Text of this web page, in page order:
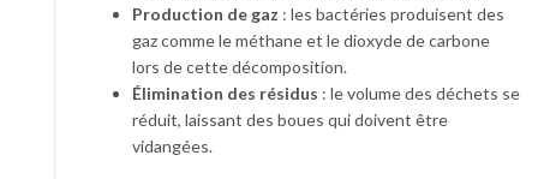
Production de gaz : les bactéries produisent des
gaz comme le méthane et le dioxyde de carbone
lors de cette décomposition.
Élimination des résidus : le volume des déchets se
réduit, laissant des boues qui doivent être
vidangées.